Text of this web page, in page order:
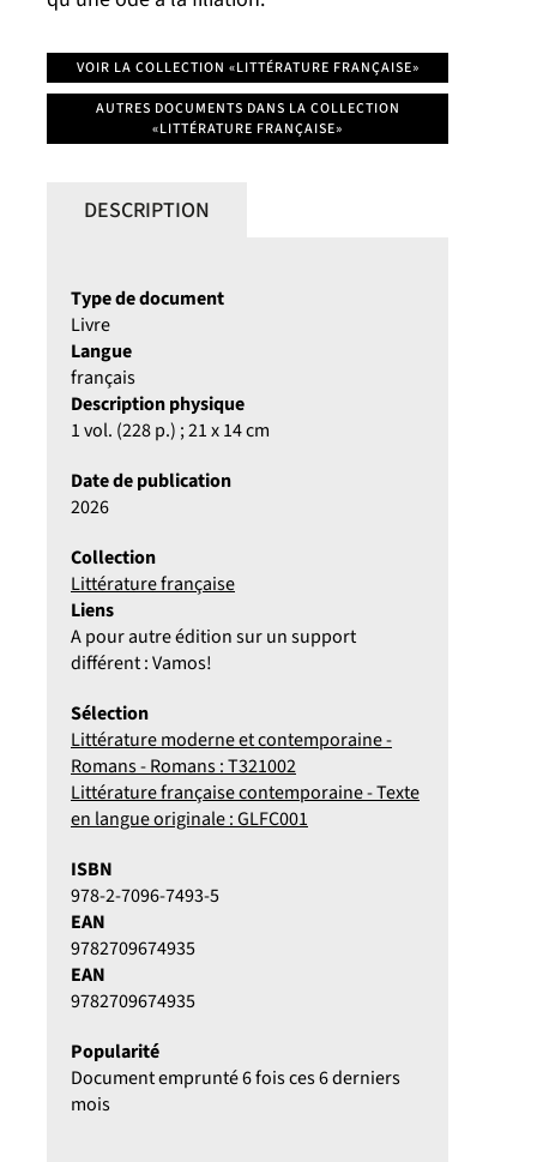
VOIR LA COLLECTION «LITTÉRATURE FRANÇAISE»
AUTRES DOCUMENTS DANS LA COLLECTION
«LITTÉRATURE FRANÇAISE»
DESCRIPTION
Type de document
Livre
Langue
français
Description physique
1 vol. (228 p.) ; 21 x 14 cm
Date de publication
2026
Collection
Littérature française
Liens
A pour autre édition sur un support
différent : Vamos!
Sélection
Littérature moderne et contemporaine -
Romans - Romans : T321002
Littérature française contemporaine - Texte
en langue originale : GLFC001
ISBN
978-2-7096-7493-5
EAN
9782709674935
EAN
9782709674935
Popularité
Document emprunté 6 fois ces 6 derniers
mois